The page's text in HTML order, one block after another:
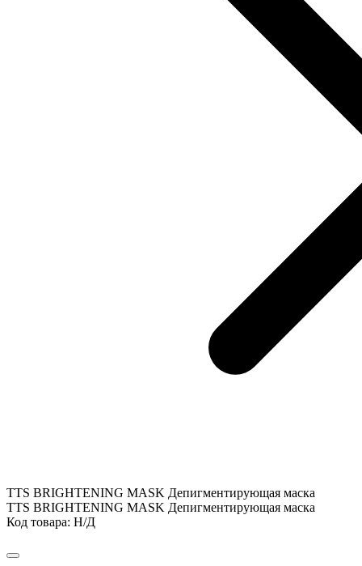
TTS BRIGHTENING MASK Депигментирующая маска
TTS BRIGHTENING MASK Депигментирующая маска
Код товара: Н/Д